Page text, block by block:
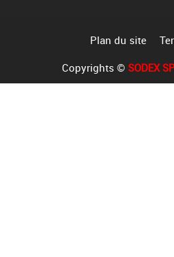
Plan du site
Copyrights © SODEX